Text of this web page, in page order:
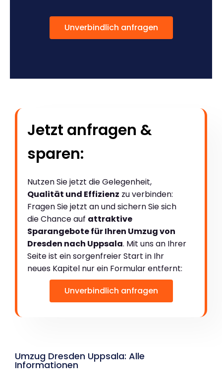
Unverbindlich anfragen
Jetzt anfragen &
sparen:
Nutzen Sie jetzt die Gelegenheit,
Qualität und Effizienz zu verbinden:
Fragen Sie jetzt an und sichern Sie sich
die Chance auf attraktive
Sparangebote für Ihren Umzug von
Dresden nach Uppsala. Mit uns an Ihrer
Seite ist ein sorgenfreier Start in Ihr
neues Kapitel nur ein Formular entfernt:
Unverbindlich anfragen
Umzug Dresden Uppsala: Alle
Informationen